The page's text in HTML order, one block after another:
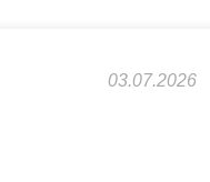
03.07.2026